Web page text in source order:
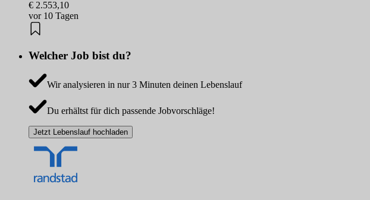
€ 2.553,10
vor 10 Tagen
Welcher Job bist du?
Wir analysieren in nur 3 Minuten deinen Lebenslauf
Du erhältst für dich passende Jobvorschläge!
Jetzt Lebenslauf hochladen